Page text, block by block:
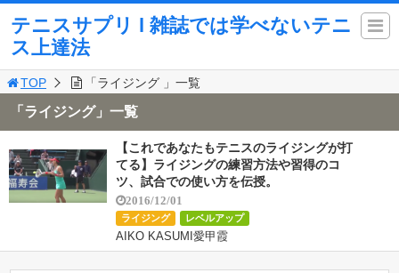
テニスサプリ l 雑誌では学べないテニ
ス上達法
TOP 「ライジング 」一覧
「ライジング」一覧
【これであなたもテニスのライジングが打
てる】ライジングの練習方法や習得のコ
ツ、試合での使い方を伝授。
2016/12/01
ライジング レベルアップ
AIKO KASUMI愛甲霞